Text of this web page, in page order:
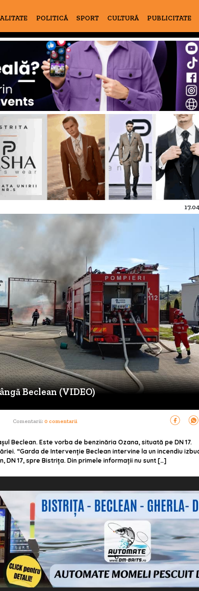
POLITICĂ SPORT CULTURĂ PUBLICITATE
Beclean (VIDEO)
Comentarii: 0 comentarii
Beclean. Este vorba de benzinăria Ozana, situată pe DN 17.
“Garda de Intervenție Beclean intervine la un incendiu
DN 17, spre Bistrița. Din primele informații nu sunt […]